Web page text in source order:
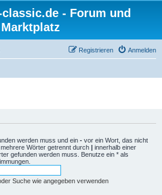
- Forum und
Marktplatz
Anmelden
Registrieren
werden muss und ein - vor ein Wort, das nicht
Wörter getrennt durch | innerhalb einer
gefunden werden muss. Benutze ein * als
Suche wie angegeben verwenden